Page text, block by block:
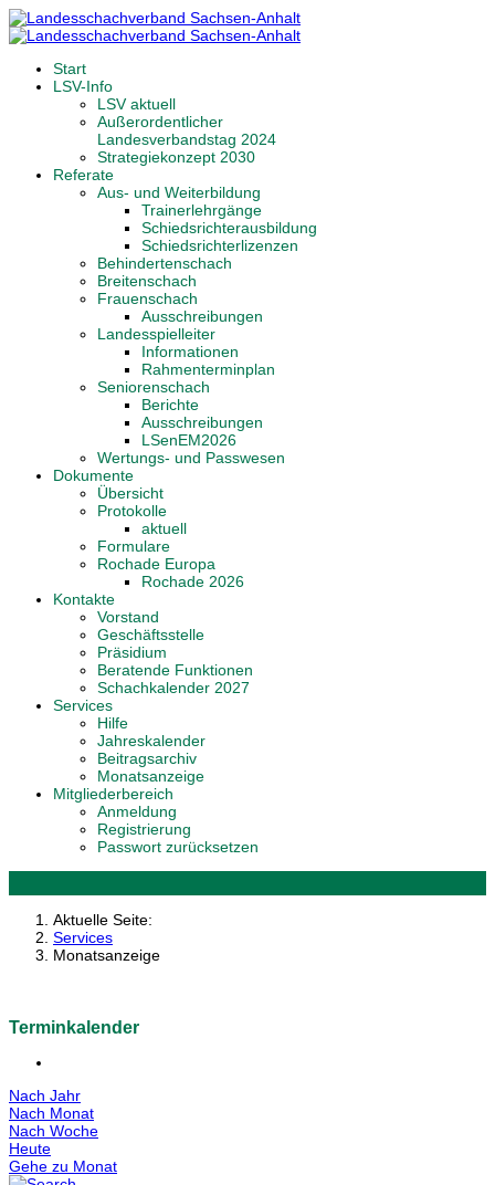
Start
LSV-Info
LSV aktuell
Außerordentlicher
Landesverbandstag 2024
Strategiekonzept 2030
Referate
Aus- und Weiterbildung
Trainerlehrgänge
Schiedsrichterausbildung
Schiedsrichterlizenzen
Behindertenschach
Breitenschach
Frauenschach
Ausschreibungen
Landesspielleiter
Informationen
Rahmenterminplan
Seniorenschach
Berichte
Ausschreibungen
LSenEM2026
Wertungs- und Passwesen
Dokumente
Übersicht
Protokolle
aktuell
Formulare
Rochade Europa
Rochade 2026
Kontakte
Vorstand
Geschäftsstelle
Präsidium
Beratende Funktionen
Schachkalender 2027
Services
Hilfe
Jahreskalender
Beitragsarchiv
Monatsanzeige
Mitgliederbereich
Anmeldung
Registrierung
Passwort zurücksetzen
Aktuelle Seite:
Services
Monatsanzeige
Terminkalender
Nach Jahr
Nach Monat
Nach Woche
Heute
Gehe zu Monat